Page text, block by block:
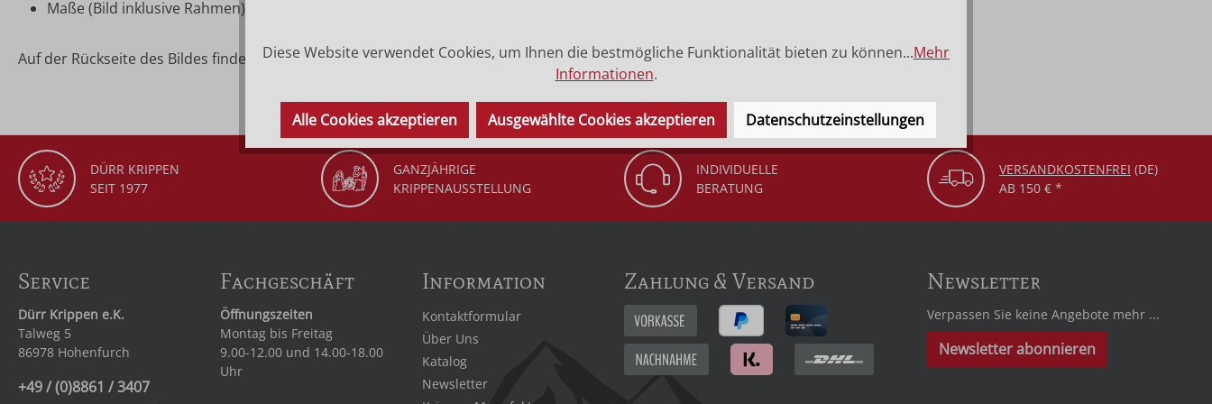
Maße (Bild inklusive Rahmen): ca. 12,7 × 16 cm
Auf der Rückseite des Bildes finden Sie die Beschreibung (Legende) des Heiligen.
DÜRR KRIPPEN
SEIT 1977
GANZJÄHRIGE
KRIPPENAUSSTELLUNG
INDIVIDUELLE
BERATUNG
VERSANDKOSTENFREI (DE)
AB 150 € *
Service
Dürr Krippen e.K.
Talweg 5
86978 Hohenfurch
+49 / (0)8861 / 3407
Fachgeschäft
Öffnungszeiten
Montag bis Freitag
9.00-12.00 und 14.00-18.00
Uhr
Information
Kontaktformular
Über Uns
Katalog
Newsletter
Zahlung & Versand Newsletter
Verpassen Sie keine Angebote mehr ...
Newsletter abonnieren
Diese Website verwendet Cookies, um Ihnen die bestmögliche Funktionalität bieten zu können...Mehr
Informationen.
Alle Cookies akzeptieren Ausgewählte Cookies akzeptieren Datenschutzeinstellungen